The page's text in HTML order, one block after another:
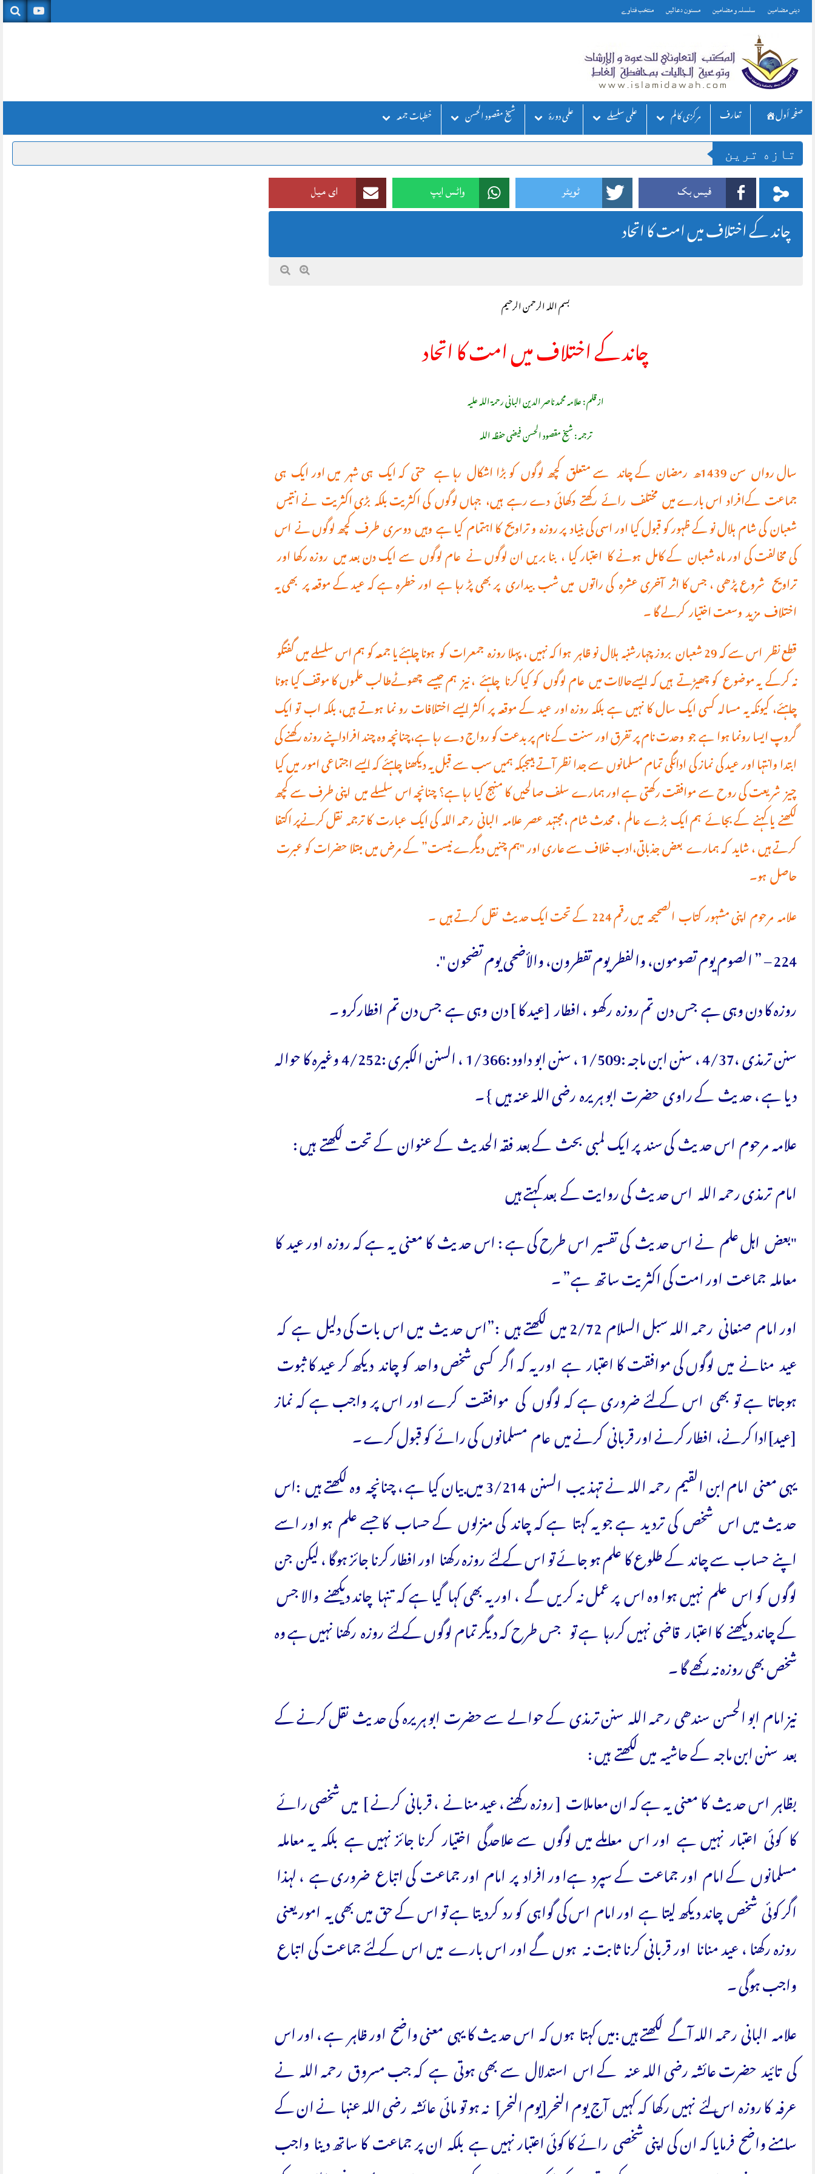
Skipto
content
دینی مضامین سلسلہ و مضامین مسنون دعائیں منتخب فتاوے
صفحه أول تعارف مركزی كالم علمی سلسلے علمی دورۂ شیخ مقصود الحسن خطبات جمعہ
تازه ترين
فیس بک ٹویٹر واٹس ایپ ای میل
چاند کے اختلاف میں امت کا اتحاد
بسم اللہ الرحمن الرحیم
چاند کے اختلاف میں امت کا اتحاد
از قلم : علامہ محمد ناصر الدین البانی رحمۃ اللہ علیہ
ترجمہ : شیخ مقصود الحسن فیضی حفظہ اللہ
سال رواں سن 1439ھ رمضان کے چاند سے متعلق کچھ لوگوں کو بڑا اشکال رہا ہے حتی کہ ایک ہی شہر میں اور ایک ہی
جماعت کےافراد اس بارے میں مختلف رائے رکھتے دکھائی دے رہے ہیں، جہاں لوگوں کی اکثریت بلکہ بڑی اکثریت نے انتیس
شعبان کی شام ہلال نو کے ظہور کو قبول کیا اور اسی کی بنیاد پر روزہ و تراویح کا اہتمام کیا ہے وہیں دوسری طرف کچھ لوگوں نے اس
کی مخالفت کی اور ماہ شعبان کے کامل ہونے کا اعتبار کیا ، بنا بریں ان لوگوں نے عام لوگوں سے ایک دن بعد میں روزہ رکھا اور
تراویح شروع پڑھی ، جس کا اثر آخری عشرہ کی راتوں میں شب بیداری پر بھی پڑ رہا ہے اور خطرہ ہے کہ عید کے موقعہ پر بھی یہ
اختلاف مزید وسعت اختیار کرلے گا ۔
قطع نظر اس سے کہ 29 شعبان بروز چہارشنبہ ہلال نو ظاہر ہوا کہ نہیں ، پہلا روزہ جمعرات کو ہونا چاہئے یا جمعہ کو ہم اس سلسلے میں گفتگو
نہ کرکے یہ موضوع کو چھیڑتے ہیں کہ ایسےحالات میں عام لوگوں کو کیا کرنا چاہئے ، نیز ہم جیسے چھوٹےطالب علموں کا موقف کیا ہونا
چاہئے، کیونکہ یہ مسالہ کسی ایک سال کا نہیں ہے بلکہ روزہ اور عید کے موقعہ پر اکثر ایسے اختلافات رو نما ہوتے ہیں، بلکہ اب تو ایک
گروپ ایسا رونما ہوا ہے جو وحدت نام پر تفرق اور سنت کے نام پر بدعت کو رواج دے رہا ہے،چنانچہ وہ چند افراداپنے روزہ رکھنے کی
ابتدا وانتہا اور عید کی نماز کی ادائگی تمام مسلمانوں سے جدا نظر آتے ہیںجبکہ ہمیں سب سے قبل یہ دیکھنا چاہئے کہ ایسے اجتماعی امور میں کیا
چیز شریعت کی روح سے موافقت رکھتی ہے اور ہمارے سلف صالحیں کا منہج کیا رہا ہے؟ چنانچہ اس سلسلے میں اپنی طرف سے کچھ
لکھنے یا کہنے کے بجائے ہم ایک بڑے عالم ، محدث شام ،مجتہد عصر علامہ البانی رحمہ اللہ کی ایک عبارت کا ترجمہ نقل کرنےپر اکتفا
کرتے ہیں ، شاید کہ ہمارے بعض جذباتی،ادب خلاف سے عاری اور "ہم چنیں دیگرے نیست” کے مرض میں مبتلا حضرات کو عبرت
حاصل ہو۔
علامہ مرحوم اپنی مشہور کتاب الصحیحہ میں رقم 224 کے تحت ایک حدیث نقل کرتے ہیں ۔
224 – ” الصوم يوم تصومون، والفطر يوم تفطرون، والأضحى يوم تضحون ".
روزہ کا دن وہی ہے جس دن تم روزہ رکھو ، افطار [عید کا ] دن وہی ہے جس دن تم افطارکرو ۔
سنن ترمذی ،4/37 ، سنن ابن ماجہ :1/509 ، سنن ابو داود :1/366 ، السنن الکبری :4/252 وغیرہ کا حوالہ
دیا ہے ، حدیث کے راوی حضرت ابو ہریرہ رضی اللہ عنہ ہیں } ۔
علامہ مرحوم اس حدیث کی سند پر ایک لمبی بحث کے بعد فقہ الحدیث کے عنوان کے تحت لکھتے ہیں :
امام ترمذی رحمہ اللہ اس حدیث کی روایت کے بعد کہتے ہیں
"بعض اہل علم نے اس حدیث کی تفسیر اس طرح کی ہے : اس حدیث کا معنی یہ ہے کہ روزہ اور عید کا
معاملہ جماعت اور امت کی اکثریت ساتھ ہے” ۔
اور امام صنعانی رحمہ اللہ سبل السلام 2/72 میں لکھتے ہیں :”اس حدیث میں اس بات کی دلیل ہے کہ
عید منانے میں لوگوں کی موافقت کا اعتبار ہے اور یہ کہ اگر کسی شخص واحد کو چاند دیکھ کر عید کا ثبوت
ہوجاتا ہے تو بھی اس کے لئے ضروری ہے کہ لوگوں کی موافقت کرے اور اس پر واجب ہے کہ نماز
[عید]ادا کرنے، افطار کرنے اور قربانی کرنے میں عام مسلمانوں کی رائے کو قبول کرے ۔
یہی معنی امام ابن القیم رحمہ اللہ نے تہذیب السنن 3/214 میں بیان کیا ہے ، چنانچہ وہ لکھتے ہیں :اس
حدیث میں اس شخص کی تردید ہے جو یہ کہتا ہے کہ چاند کی منزلوں کے حساب کا جسے علم ہو اور اسے
اپنے حساب سے چاند کے طلوع کا علم ہو جائے تو اس کے لئے روزہ رکھنا اور افطار کرنا جائز ہوگا ، لیکن جن
لوگوں کو اس علم نہیں ہوا وہ اس پر عمل نہ کریں گے ، اور یہ بھی کہا گیا ہے کہ تنہا چاند دیکھنے والا جس
کے چاند دیکھنے کا اعتبار قاضی نہیں کررہا ہے تو جس طرح کہ دیگر تمام لوگوں کے لئے روزہ رکھنا نہیں ہے وہ
شخص بھی روزہ نہ رکھے گا ۔
نیز امام ابو الحسن سندھی رحمہ اللہ سنن ترمذی کے حوالے سے حضرت ابو ہریرہ کی حدیث نقل کرنے کے
بعد سنن ابن ماجہ کے حاشیہ میں لکھتے ہیں :
بظاہر اس حدیث کا معنی یہ ہے کہ ان معاملات [ روزہ رکھنے ، عید منانے ، قربانی کرنے ] میں شخصی رائے
کا کوئی اعتبار نہیں ہے اور اس معاملے میں لوگوں سے علاحدگی اختیار کرنا جائز نہیں ہے بلکہ یہ معاملہ
مسلمانوں کے امام اور جماعت کے سپرد ہےا ور افراد پر امام اور جماعت کی اتباع ضروری ہے ، لہذا
اگر کوئی شخص چاند دیکھ لیتا ہے اور امام اس کی گواہی کو رد کردیتا ہے تو اس کے حق میں بھی یہ امور یعنی
روزہ رکھنا ، عید منانا اور قربانی کرنا ثابت نہ ہوں گے اور اس بارے میں اس کے لئے جماعت کی اتباع
واجب ہوگی ۔
علامہ البانی رحمہ اللہ آگے لکھتے ہیں :میں کہتا ہوں کہ اس حدیث کا یہی معنی واضح اور ظاہر ہے ، اور اس
کی تائید حضرت عائشہ رضی اللہ عنہ کے اس استدلال سے بھی ہوتی ہے کہ جب مسروق رحمہ اللہ نے
عرفہ کا روزہ اس لئے نہیں رکھا کہ کہیں آج یوم النحر[یوم النحر] نہ ہو تو مائی عائشہ رضی اللہ عنہا نے ان کے
سامنے واضح فرمایا کہ ان کی اپنی شخصی رائے کا کوئی اعتبار نہیں ہے بلکہ ان پر جماعت کا ساتھ دینا واجب